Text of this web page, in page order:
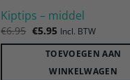
Kiptips – middel
€6.95 Oorspronkelijke
was:
€6.95.
€5.95Huidige
is:
€5.95.
Incl. BTW
TOEVOEGEN AAN
WINKELWAGEN